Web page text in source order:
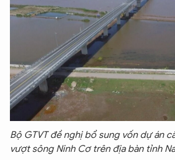
Bộ GTVT đề nghị bổ sung vốn dự án
vượt sông Ninh Cơ trên địa bàn tỉnh